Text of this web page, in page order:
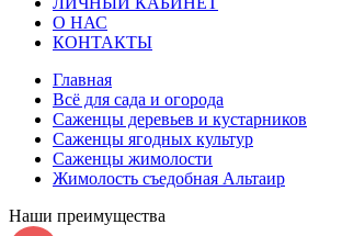
О НАС
КОНТАКТЫ
Главная
Всё для сада и огорода
Саженцы деревьев и кустарников
Саженцы ягодных культур
Саженцы жимолости
Жимолость съедобная Альтаир
Наши преимущества